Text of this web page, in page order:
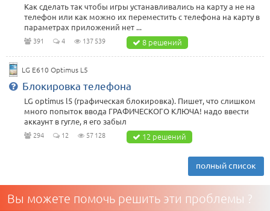
Как сделать так чтобы игры устанавливались на карту а не на
телефон или как можно их переместить с телефона на карту в
параметрах приложений нет ...
391 4 137 539 8 решений
LG E610 Optimus L5
Блокировка телефона
LG optimus l5 (графическая блокировка). Пишет, что слишком
много попыток ввода ГРАФИЧЕСКОГО КЛЮЧА! надо ввести
аккаунт в гугле, я его забыл
294 12 57 128 12 решений
полный список
Вы можете помочь решить эти проблемы ?